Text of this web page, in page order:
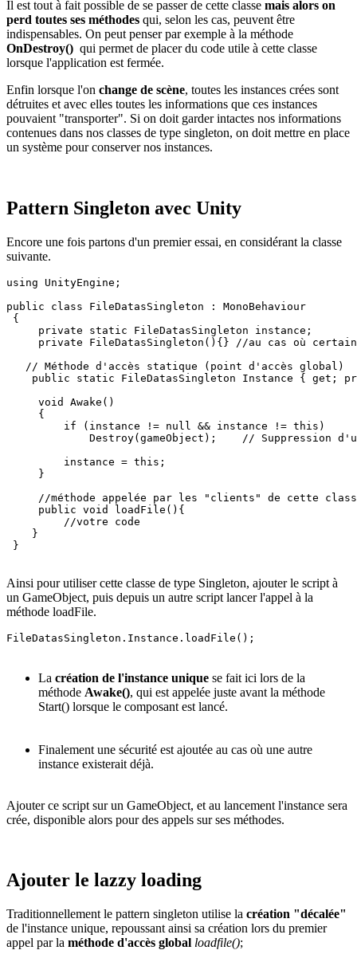
Il est tout à fait possible de se passer de cette classe mais alors on
perd toutes ses méthodes qui, selon les cas, peuvent être
indispensables. On peut penser par exemple à la méthode
OnDestroy() qui permet de placer du code utile à cette classe
lorsque l'application est fermée.
Enfin lorsque l'on change de scène, toutes les instances crées sont
détruites et avec elles toutes les informations que ces instances
pouvaient "transporter". Si on doit garder intactes nos informations
contenues dans nos classes de type singleton, on doit mettre en place
un système pour conserver nos instances.
Pattern Singleton avec Unity
Encore une fois partons d'un premier essai, en considérant la classe
suivante.
using UnityEngine;
public class FileDatasSingleton : MonoBehaviour
{
private static FileDatasSingleton instance;
private FileDatasSingleton(){} //au cas où
// Méthode d'accès statique (point d'accès global)
public static FileDatasSingleton Instance { get;
void Awake()
{
if (instance != null && instance != this)
Destroy(gameObject);    // Suppression
instance = this;
}
//méthode appelée par les "clients" de cette
public void loadFile(){
//votre code
}
}
Ainsi pour utiliser cette classe de type Singleton, ajouter le script à
un GameObject, puis depuis un autre script lancer l'appel à la
méthode loadFile.
FileDatasSingleton.Instance.loadFile();
La création de l'instance unique se fait ici lors de la
méthode Awake(), qui est appelée juste avant la méthode
Start() lorsque le composant est lancé.
Finalement une sécurité est ajoutée au cas où une autre
instance existerait déjà.
Ajouter ce script sur un GameObject, et au lancement l'instance sera
crée, disponible alors pour des appels sur ses méthodes.
Ajouter le lazzy loading
Traditionnellement le pattern singleton utilise la création "décalée"
de l'instance unique, repoussant ainsi sa création lors du premier
appel par la méthode d'accès global loadfile();